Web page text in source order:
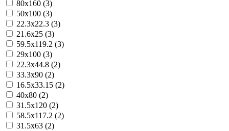
80x160 (3)
50x100 (3)
22.3x22.3 (3)
21.6x25 (3)
59.5x119.2 (3)
29x100 (3)
22.3x44.8 (2)
33.3x90 (2)
16.5x33.15 (2)
40x80 (2)
31.5x120 (2)
58.5x117.2 (2)
31.5x63 (2)